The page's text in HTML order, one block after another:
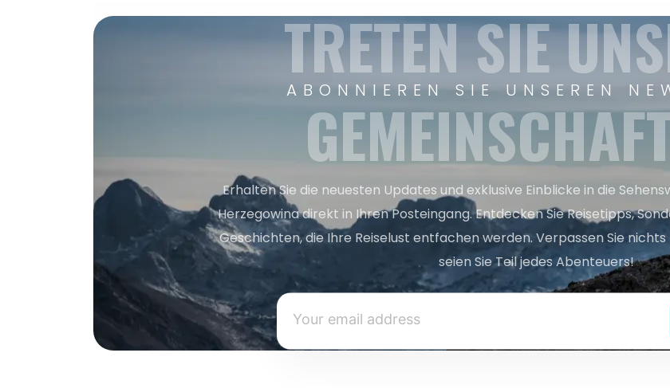
ABONNIEREN SIE UNSEREN
TRETEN SIE
Erhalten Sie die neuesten Updates und exklusive Einblicke in die
Herzegowina direkt in Ihren Posteingang. Entdecken Sie Reisetipps,
Geschichten, die Ihre Reiselust entfachen werden. Verpassen Sie
seien Sie Teil jedes Abenteuers!